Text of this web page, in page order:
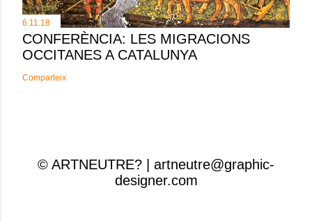
6.11.18
CONFERÈNCIA: LES MIGRACIONS
OCCITANES A CATALUNYA
Comparteix
© ARTNEUTRE? | artneutre@graphic-
designer.com